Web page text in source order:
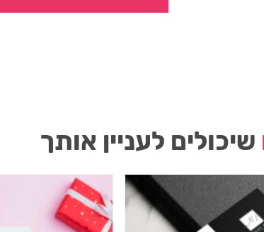
שיכולים לעניין אותך